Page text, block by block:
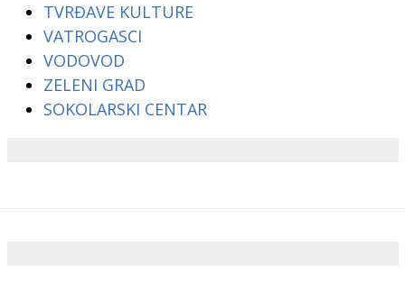
TVRĐAVE KULTURE
VATROGASCI
VODOVOD
ZELENI GRAD
SOKOLARSKI CENTAR